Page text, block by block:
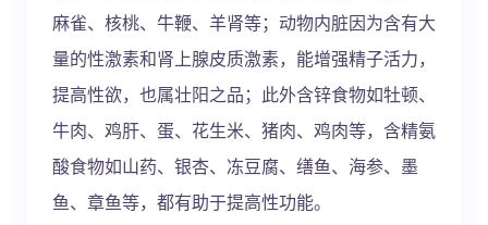
麻雀、核桃、牛鞭、羊肾等；动物内脏因为含有大
量的性激素和肾上腺皮质激素，能增强精子活力，
提高性欲，也属壮阳之品；此外含锌食物如牡顿、
牛肉、鸡肝、蛋、花生米、猪肉、鸡肉等，含精氨
酸食物如山药、银杏、冻豆腐、缮鱼、海参、墨
鱼、章鱼等，都有助于提高性功能。